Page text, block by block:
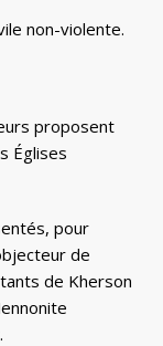
non-violente.
proposent
Églises
pour
de
de Kherson